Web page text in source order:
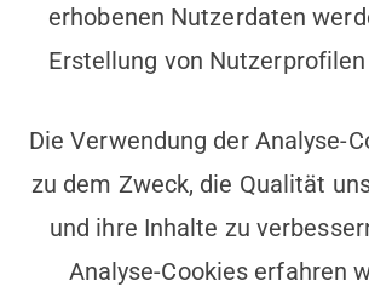
erhobenen Nutzerdaten
Erstellung von
Die Verwendung der Analyse-
zu dem Zweck, die Qualität
und ihre Inhalte zu
Analyse-Cookies erfahren